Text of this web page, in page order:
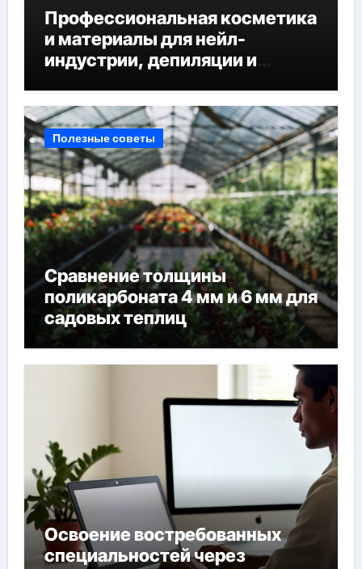
Профессиональная косметика
и материалы для нейл-
индустрии, депиляции и
Полезные советы
Сравнение толщины
поликарбоната 4 мм и 6 мм для
садовых теплиц
Освоение востребованных
специальностей через